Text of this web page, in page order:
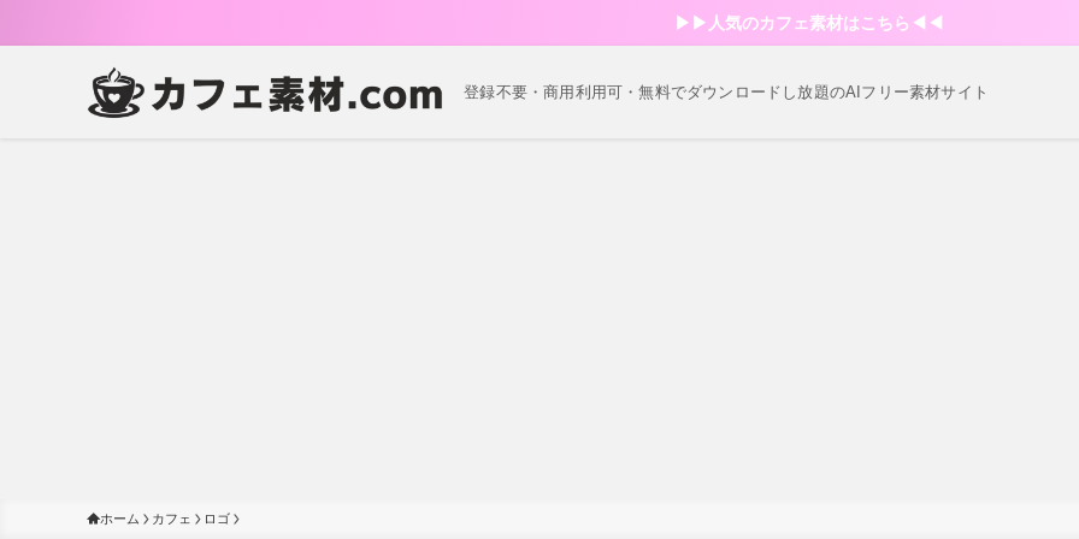
▶︎▶︎人気のカフェ素材はこちら◀︎◀︎
登録不要・商用利用可・無料でダウンロードし放題のAIフリー素材サイト
ホーム カフェ ロゴ